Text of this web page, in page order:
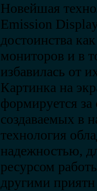
Новейшая
Emission
достоинства
мониторов и в
избавилась от
Картинка на
формируется за
создаваемых в
технология
надежностью,
ресурсом
другими